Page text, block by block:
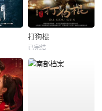
打狗棍
已完结